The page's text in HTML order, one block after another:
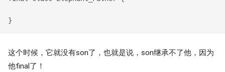
这个时候，它就没有son了，也就是说，son继承不了他，因为
他final了！